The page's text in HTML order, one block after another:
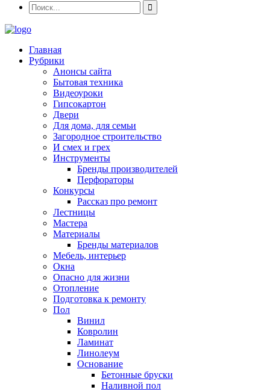
Главная
Рубрики
Анонсы сайта
Бытовая техника
Видеоуроки
Гипсокартон
Двери
Для дома, для семьи
Загородное строительство
И смех и грех
Инструменты
Бренды производителей
Перфораторы
Конкурсы
Рассказ про ремонт
Лестницы
Мастера
Материалы
Бренды материалов
Мебель, интерьер
Окна
Опасно для жизни
Отопление
Подготовка к ремонту
Пол
Винил
Ковролин
Ламинат
Линолеум
Основание
Бетонные бруски
Наливной пол